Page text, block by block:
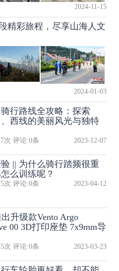
2024-11-15
精彩旅程，尽享山海人文
2024-01-03
行路线全攻略：探索
西线的美丽风光与独特
次 评论:0条 2023-12-07
|| 为什么骑行踏频很重
么训练呢？
次 评论:0条 2023-04-12
升级款Vento Argo
00 3D打印座垫 7x9mm导
次 评论:0条 2023-03-23